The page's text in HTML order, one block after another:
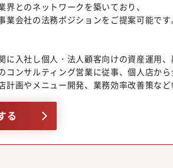
とのネットワークを築いており、
業会社の法務ポジションをご提案可能です
入社し個人・法人顧客向けの資産運用、
ンサルティング営業に従事、個人店から
画やメニュー開発、業務効率改善策など
る